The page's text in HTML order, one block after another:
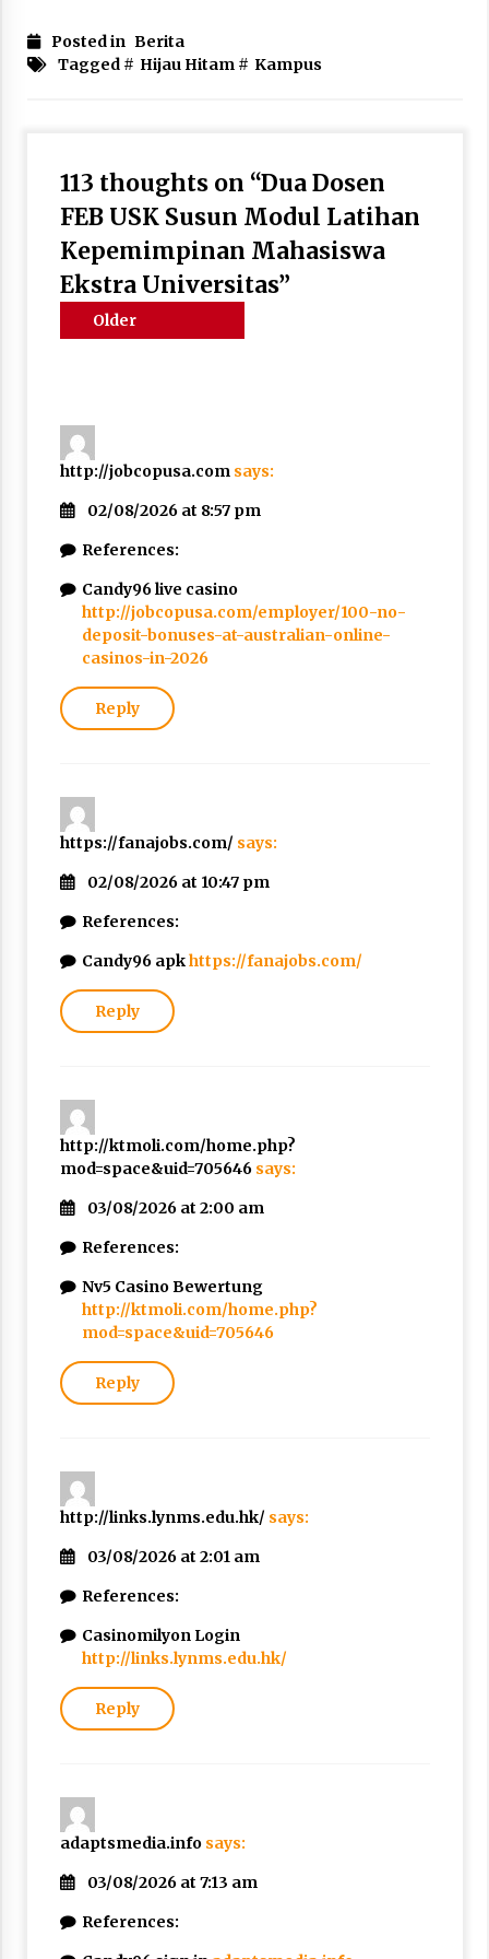
Posted in Berita
Tagged # Hijau Hitam# Kampus
113 thoughts on “Dua Dosen
FEB USK Susun Modul Latihan
Kepemimpinan Mahasiswa
Ekstra Universitas”
Comments
Older
http://jobcopusa.com says:
02/08/2026 at 8:57 pm
References:
Candy96 live casino
http://jobcopusa.com/employer/100-no-
deposit-bonuses-at-australian-online-
casinos-in-2026
Reply
https://fanajobs.com/ says:
02/08/2026 at 10:47 pm
References:
Candy96 apkhttps://fanajobs.com/
Reply
http://ktmoli.com/home.php?
mod=space&uid=705646 says:
03/08/2026 at 2:00 am
References:
Nv5 Casino Bewertung
http://ktmoli.com/home.php?
mod=space&uid=705646
Reply
http://links.lynms.edu.hk/ says:
03/08/2026 at 2:01 am
References:
Casinomilyon Login
http://links.lynms.edu.hk/
Reply
adaptsmedia.info says:
03/08/2026 at 7:13 am
References: